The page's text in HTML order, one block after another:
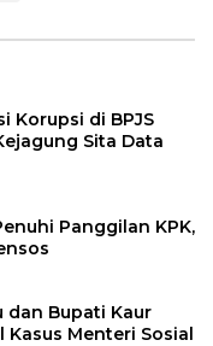
Korupsi di BPJS
Sita Data
Panggilan KPK,
dan Bupati Kaur
Kasus Menteri Sosial